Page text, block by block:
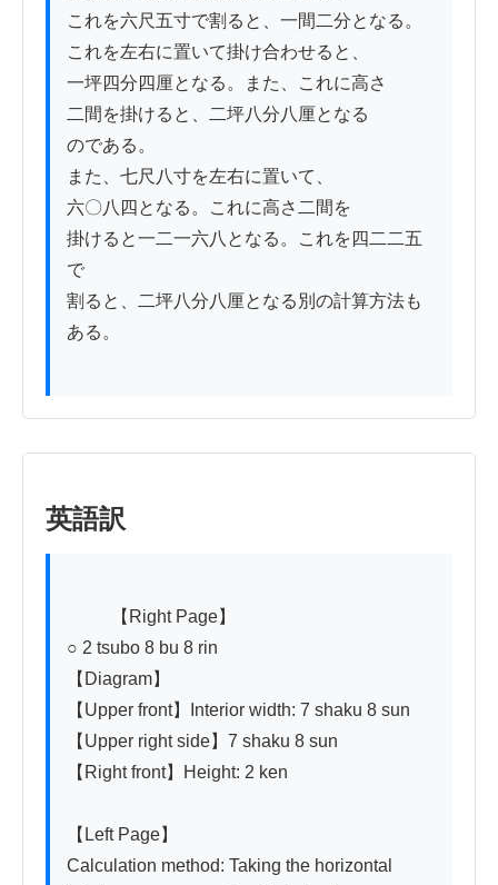
これを六尺五寸で割ると、一間二分となる。
これを左右に置いて掛け合わせると、
一坪四分四厘となる。また、これに高さ
二間を掛けると、二坪八分八厘となる
のである。
また、七尺八寸を左右に置いて、
六〇八四となる。これに高さ二間を
掛けると一二一六八となる。これを四二二五
で
割ると、二坪八分八厘となる別の計算方法も
ある。
英語訳
○ 2 tsubo 8 bu 8 rin
【Diagram】
【Upper front】Interior width: 7 shaku 8 sun
【Upper right side】7 shaku 8 sun
【Right front】Height: 2 ken
【Left Page】
Calculation method: Taking the horizontal